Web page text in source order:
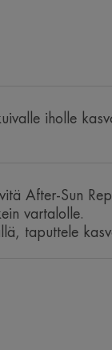
iholle
After-Sun
vartalolle.
taputtele